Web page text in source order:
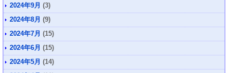
2024年9月 (3)
2024年8月 (9)
2024年7月 (15)
2024年6月 (15)
2024年5月 (14)